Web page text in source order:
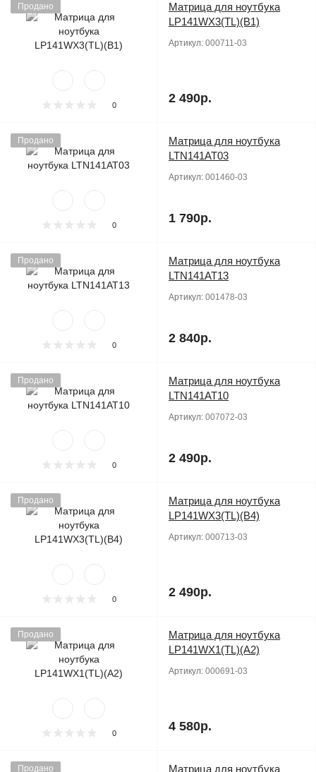
Продано
0
Матрица для ноутбука
LP141WX3(TL)(B1)
Артикул: 000711-03
2 490р.
Продано
0
Матрица для ноутбука
LTN141AT03
Артикул: 001460-03
1 790р.
Продано
0
Матрица для ноутбука
LTN141AT13
Артикул: 001478-03
2 840р.
Продано
0
Матрица для ноутбука
LTN141AT10
Артикул: 007072-03
2 490р.
Продано
0
Матрица для ноутбука
LP141WX3(TL)(B4)
Артикул: 000713-03
2 490р.
Продано
0
Матрица для ноутбука
LP141WX1(TL)(A2)
Артикул: 000691-03
4 580р.
Продано Матрица для ноутбука